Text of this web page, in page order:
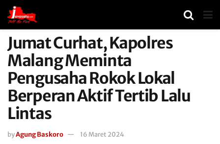
Jumat Curhat, Kapolres
Malang Meminta
Pengusaha Rokok Lokal
Berperan Aktif Tertib Lalu
Lintas
byAgung Baskoro 16 Maret 2024